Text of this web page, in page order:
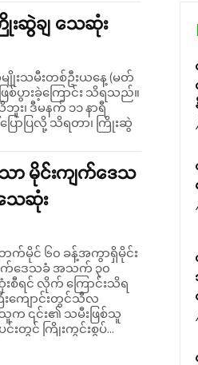
းဆွဲချ သေဆုံး
ျိုးသမီးတစ်ဦးယနေ့ (မတ်
စ်ပွားခဲ့ကြောင်း သိရသည်။
ဒီမနက် ၁၁ နာရီ
ောပြလို့ သိရတာ၊ ကြိုးဆွဲ
ာ မိုင်းကျက်ဒေသ
ေဆုံး
ဘက်မိုင် ၆၀ ခန့်အကွာရှိမိုင်း
က်ဒေသခံ အသက် ၃၀
စီရင် လိုက် ကြောင်းသိရ
က ၎င်း၏ သမီးဖြစ်သူ
းတွင် ကြိုးကွင်းစွပ်...